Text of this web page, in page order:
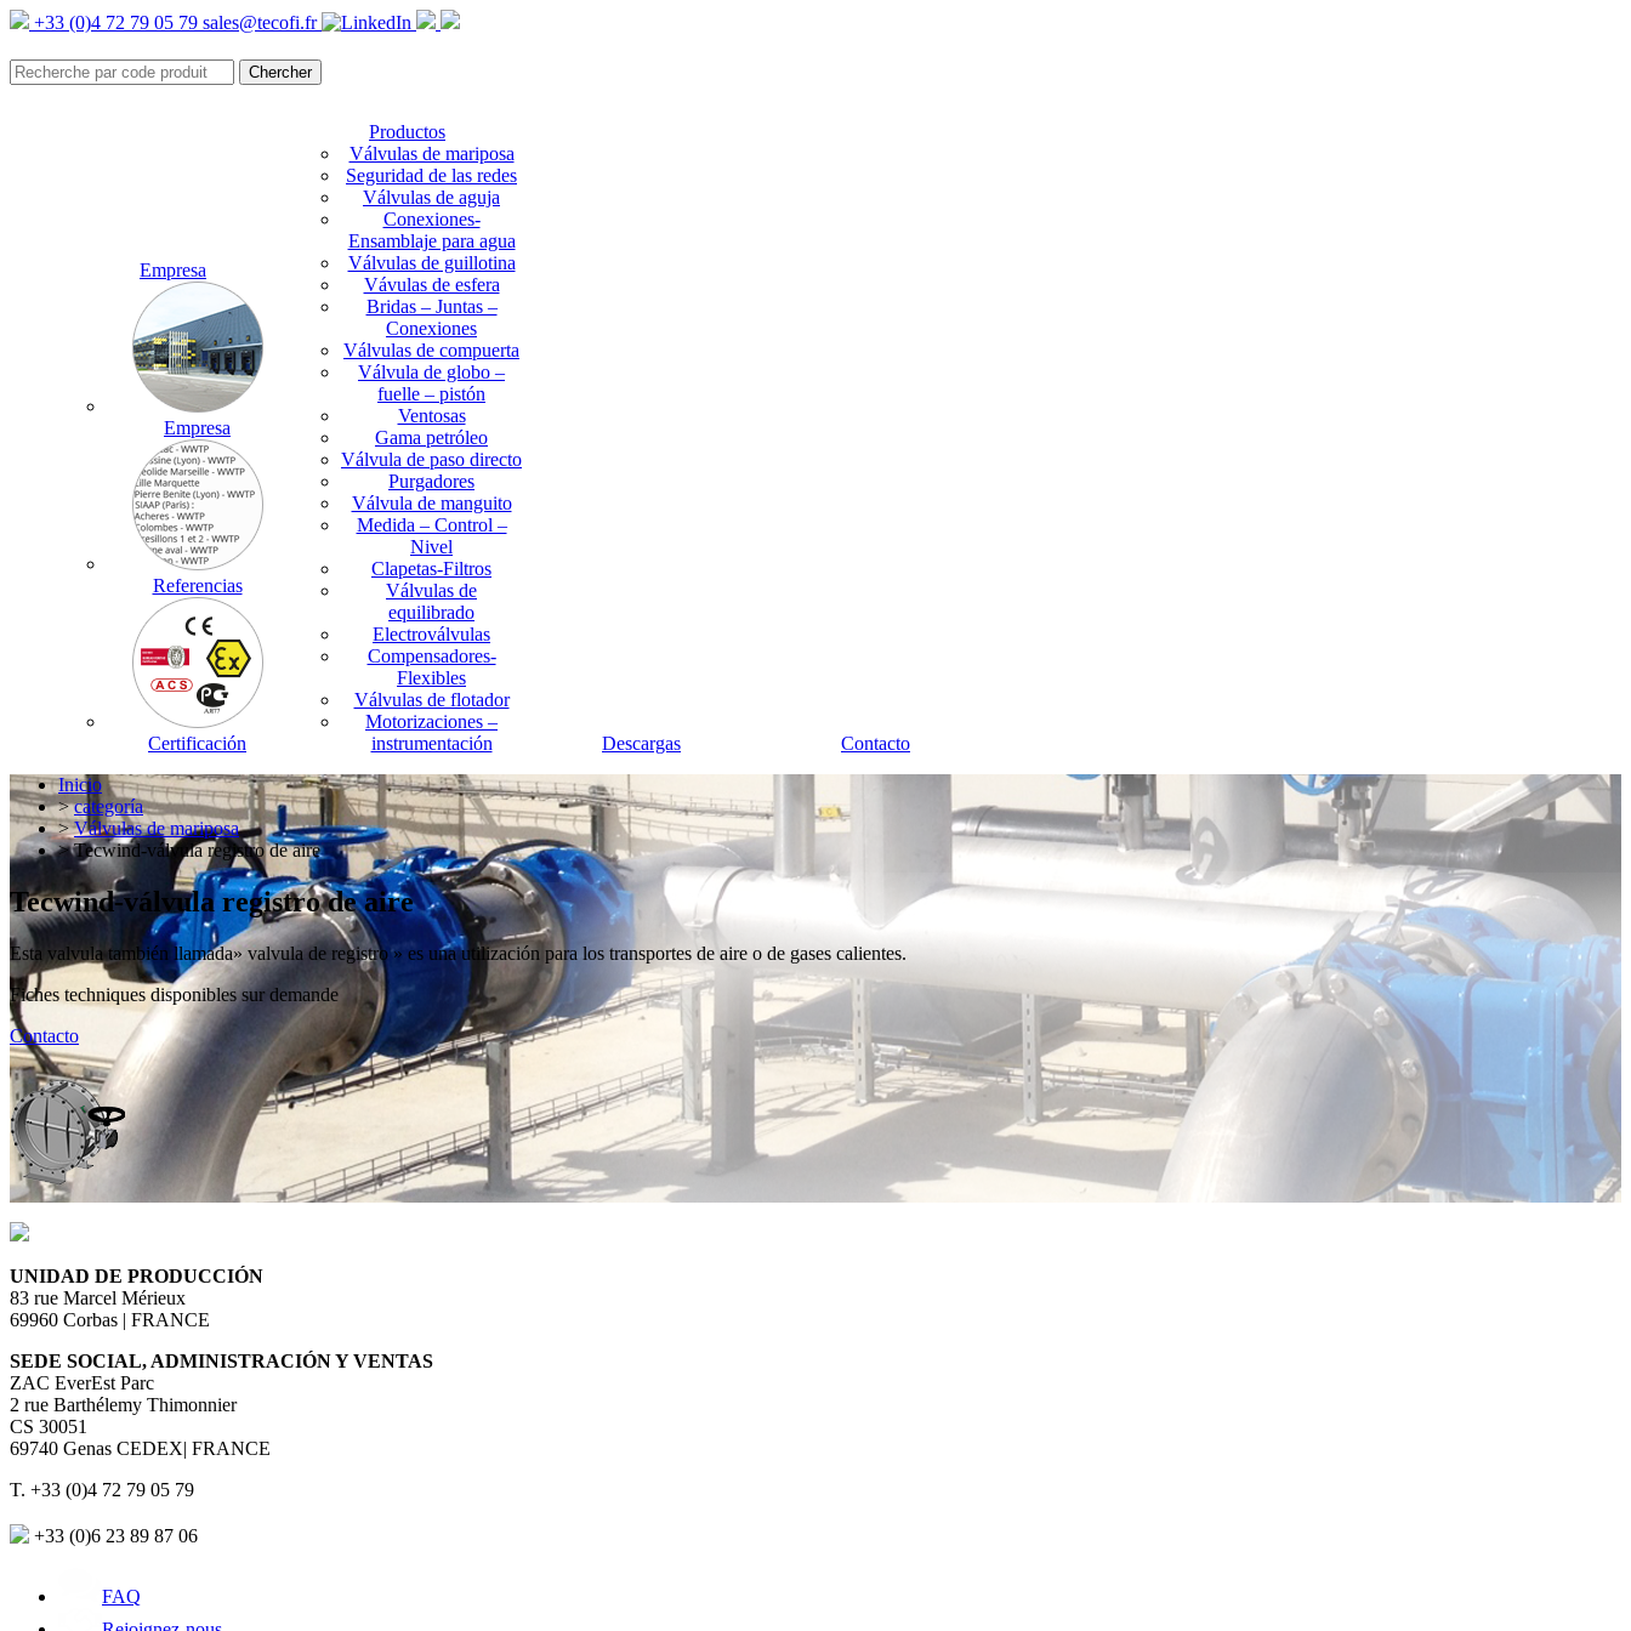
+33 (0)4 72 79 05 79 sales@tecofi.fr
Empresa
Empresa
Referencias
Certificación
Productos
Válvulas de mariposa
Seguridad de las redes
Válvulas de aguja
Conexiones-
Ensamblaje para agua
Válvulas de guillotina
Vávulas de esfera
Bridas – Juntas –
Conexiones
Válvulas de compuerta
Válvula de globo –
fuelle – pistón
Ventosas
Gama petróleo
Válvula de paso directo
Purgadores
Válvula de manguito
Medida – Control –
Nivel
Clapetas-Filtros
Válvulas de
equilibrado
Electroválvulas
Compensadores-
Flexibles
Válvulas de flotador
Motorizaciones –
instrumentación
Descargas
Contacto
Inicio
>categoría
>Válvulas de mariposa
> Tecwind-válvula registro de aire
Tecwind-válvula registro de aire
Esta valvula también llamada» valvula de registro » es una utilización para los transportes de aire o de gases calientes.
Fiches techniques disponibles sur demande
Contacto
UNIDAD DE PRODUCCIÓN
83 rue Marcel Mérieux
69960 Corbas | FRANCE
SEDE SOCIAL, ADMINISTRACIÓN Y VENTAS
ZAC EverEst Parc
2 rue Barthélemy Thimonnier
CS 30051
69740 Genas CEDEX| FRANCE
T. +33 (0)4 72 79 05 79
+33 (0)6 23 89 87 06
FAQ